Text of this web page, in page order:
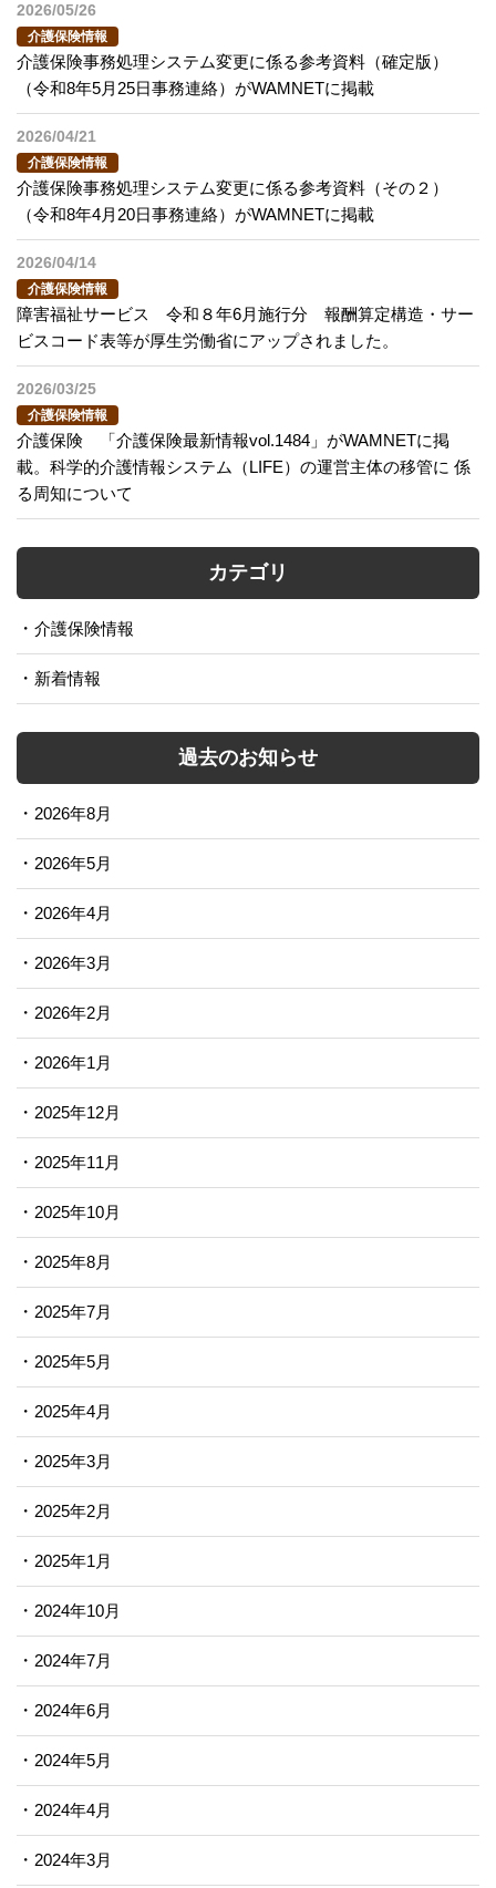
2026/05/26
介護保険情報
介護保険事務処理システム変更に係る参考資料（確定版）
（令和8年5月25日事務連絡）がWAMNETに掲載
2026/04/21
介護保険情報
介護保険事務処理システム変更に係る参考資料（その２）
（令和8年4月20日事務連絡）がWAMNETに掲載
2026/04/14
介護保険情報
障害福祉サービス 令和８年6月施行分 報酬算定構造・サー
ビスコード表等が厚生労働省にアップされました。
2026/03/25
介護保険情報
介護保険 「介護保険最新情報vol.1484」がWAMNETに掲
載。科学的介護情報システム（LIFE）の運営主体の移管に 係
る周知について
カテゴリ
介護保険情報
新着情報
過去のお知らせ
2026年8月
2026年5月
2026年4月
2026年3月
2026年2月
2026年1月
2025年12月
2025年11月
2025年10月
2025年8月
2025年7月
2025年5月
2025年4月
2025年3月
2025年2月
2025年1月
2024年10月
2024年7月
2024年6月
2024年5月
2024年4月
2024年3月